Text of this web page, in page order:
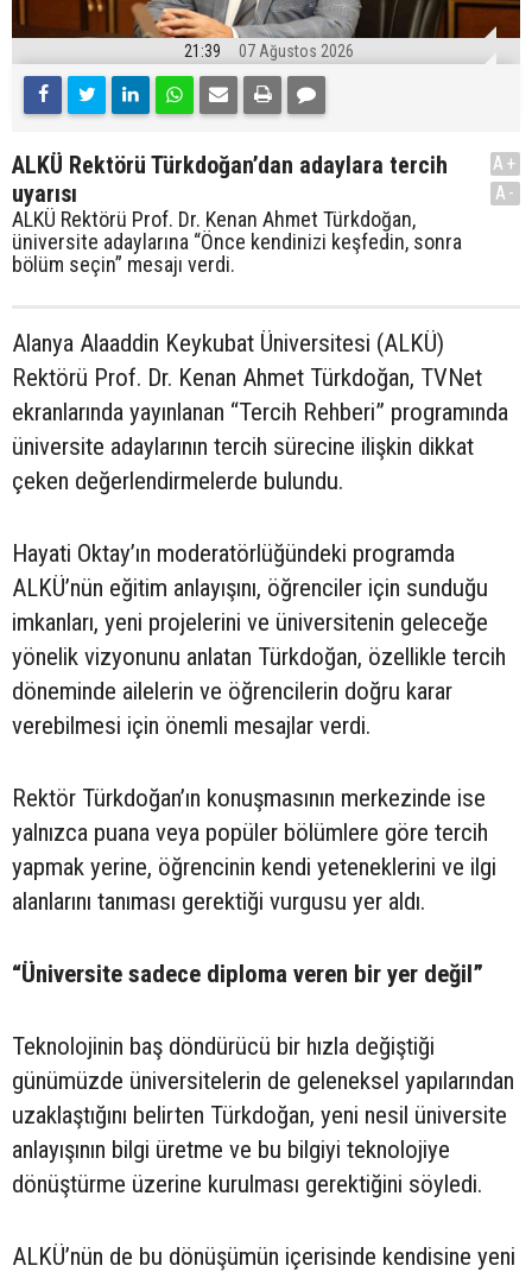
21:39 07 Ağustos 2026
ALKÜ Rektörü Türkdoğan’dan adaylara tercih
uyarısı
ALKÜ Rektörü Prof. Dr. Kenan Ahmet Türkdoğan,
üniversite adaylarına “Önce kendinizi keşfedin, sonra
bölüm seçin” mesajı verdi.
A+
A-
Alanya Alaaddin Keykubat Üniversitesi (ALKÜ)
Rektörü Prof. Dr. Kenan Ahmet Türkdoğan, TVNet
ekranlarında yayınlanan “Tercih Rehberi” programında
üniversite adaylarının tercih sürecine ilişkin dikkat
çeken değerlendirmelerde bulundu.
Hayati Oktay’ın moderatörlüğündeki programda
ALKÜ’nün eğitim anlayışını, öğrenciler için sunduğu
imkanları, yeni projelerini ve üniversitenin geleceğe
yönelik vizyonunu anlatan Türkdoğan, özellikle tercih
döneminde ailelerin ve öğrencilerin doğru karar
verebilmesi için önemli mesajlar verdi.
Rektör Türkdoğan’ın konuşmasının merkezinde ise
yalnızca puana veya popüler bölümlere göre tercih
yapmak yerine, öğrencinin kendi yeteneklerini ve ilgi
alanlarını tanıması gerektiği vurgusu yer aldı.
“Üniversite sadece diploma veren bir yer değil”
Teknolojinin baş döndürücü bir hızla değiştiği
günümüzde üniversitelerin de geleneksel yapılarından
uzaklaştığını belirten Türkdoğan, yeni nesil üniversite
anlayışının bilgi üretme ve bu bilgiyi teknolojiye
dönüştürme üzerine kurulması gerektiğini söyledi.
ALKÜ’nün de bu dönüşümün içerisinde kendisine yeni